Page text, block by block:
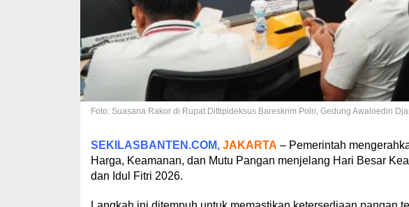
Foto: Suasana Rakor di Rupat Dittipideksus Bareskrim Polri, Gedung Awaloedin
SEKILASBANTEN.COM, JAKARTA – Pemerintah
Harga, Keamanan, dan Mutu Pangan menjelang Hari Besar
dan Idul Fitri 2026.